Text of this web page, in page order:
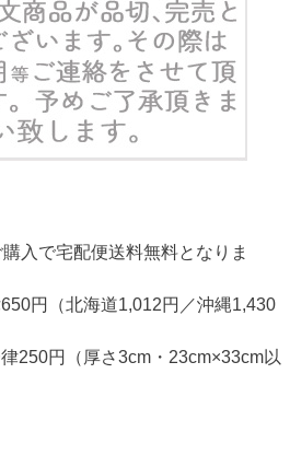
入で宅配便送料無料となりま
円（北海道1,012円／沖縄1,430
250円（厚さ3cm・23cm×33cm以